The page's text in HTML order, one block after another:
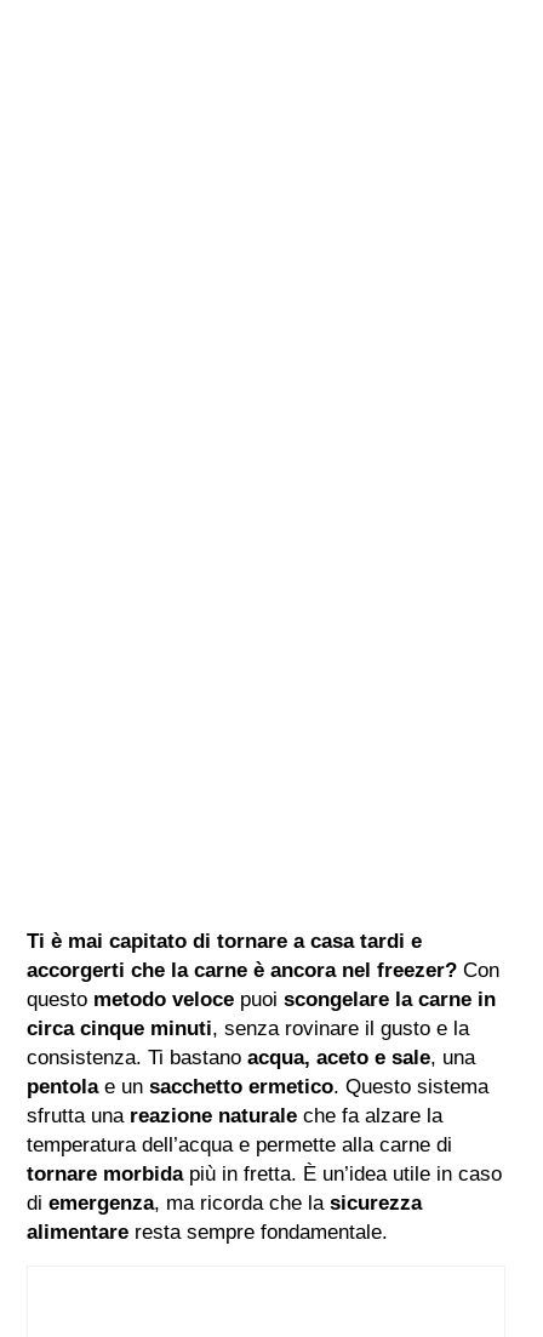
Ti è mai capitato di tornare a casa tardi e
accorgerti che la carne è ancora nel freezer? Con
questo metodo veloce puoiscongelare la carne in
circa cinque minuti, senza rovinare il gusto e la
consistenza. Ti bastanoacqua, aceto e sale, una
pentolae unsacchetto ermetico. Questo sistema
sfrutta una reazione naturale che fa alzare la
temperatura dell’acqua e permette alla carne di
tornare morbidapiù in fretta. È un’idea utile in caso
diemergenza, ma ricorda che lasicurezza
alimentare resta sempre fondamentale.